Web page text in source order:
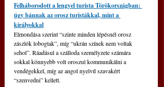
Felháborodott a lengyel turista Törökországban:
úgy bánnak az orosz turistákkal, mint a
királyokkal
Elmondása szerint “szinte minden lépésnél orosz
zászlók lobogtak”, míg “ukrán színek nem voltak
sehol”. Ráadásul a szálloda személyzete számára
sokkal könnyebb volt oroszul kommunikálni a
vendégekkel, míg az angol nyelvű szavakért
“szenvedni” kellett.